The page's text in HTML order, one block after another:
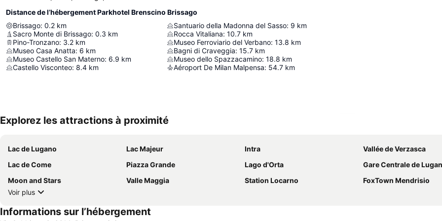
Distance de l’hébergement Parkhotel Brenscino Brissago
Brissago: 0.2 km
Sacro Monte di Brissago: 0.3 km
Pino-Tronzano: 3.2 km
Museo Casa Anatta: 6 km
Museo Castello San Materno: 6.9 km
Castello Visconteo: 8.4 km
Santuario della Madonna del Sasso: 9 km
Rocca Vitaliana: 10.7 km
Museo Ferroviario del Verbano: 13.8 km
Bagni di Craveggia: 15.7 km
Museo dello Spazzacamino: 18.8 km
Aéroport De Milan Malpensa: 54.7 km
Explorez les attractions à proximité
Lac de Lugano Lac Majeur Intra
Vallée de Verzasca
Lac de Come
Piazza Grande Lago d'Orta
Gare Centrale de
Moon and Stars
Valle Maggia Station Locarno
FoxTown Mendrisio
Voir plus
Informations sur l’hébergement